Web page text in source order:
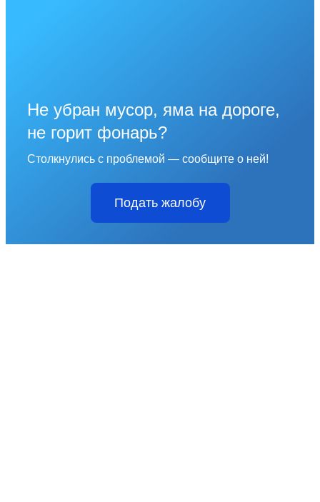
Не убран мусор, яма на дороге,
не горит фонарь?
Столкнулись с проблемой — сообщите о ней!
Подать жалобу